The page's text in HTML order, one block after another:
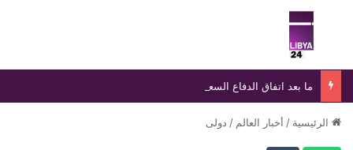
بحث عن
الرئيسية / أخبار العالم / دولى